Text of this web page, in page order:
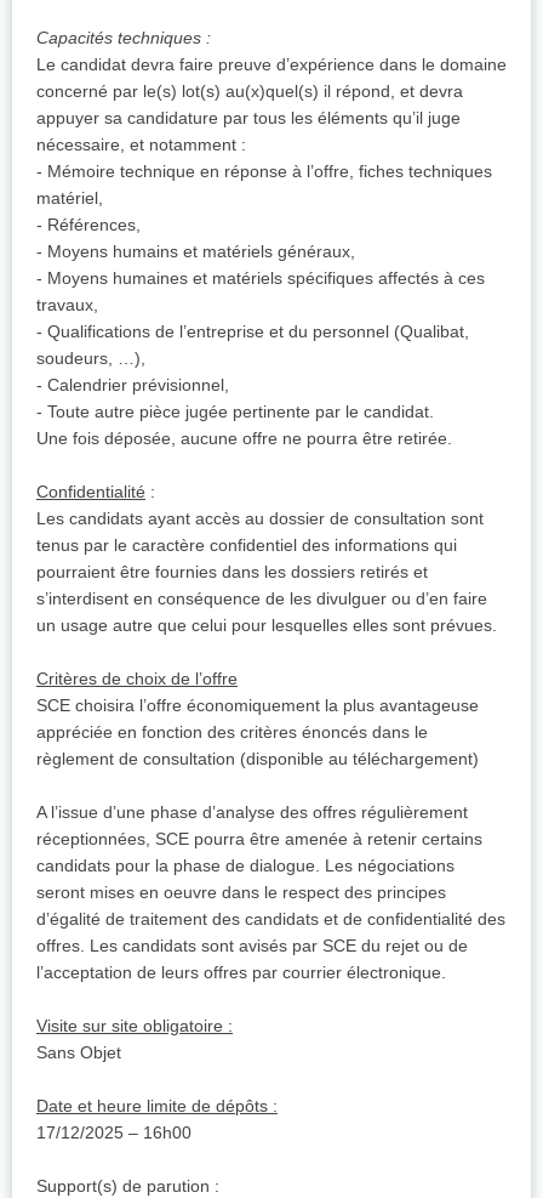
Capacités techniques :
Le candidat devra faire preuve d’expérience dans le domaine
concerné par le(s) lot(s) au(x)quel(s) il répond, et devra
appuyer sa candidature par tous les éléments qu’il juge
nécessaire, et notamment :
- Mémoire technique en réponse à l’offre, fiches techniques
matériel,
- Références,
- Moyens humains et matériels généraux,
- Moyens humaines et matériels spécifiques affectés à ces
travaux,
- Qualifications de l’entreprise et du personnel (Qualibat,
soudeurs, …),
- Calendrier prévisionnel,
- Toute autre pièce jugée pertinente par le candidat.
Une fois déposée, aucune offre ne pourra être retirée.
Confidentialité :
Les candidats ayant accès au dossier de consultation sont
tenus par le caractère confidentiel des informations qui
pourraient être fournies dans les dossiers retirés et
s’interdisent en conséquence de les divulguer ou d’en faire
un usage autre que celui pour lesquelles elles sont prévues.
Critères de choix de l’offre
SCE choisira l’offre économiquement la plus avantageuse
appréciée en fonction des critères énoncés dans le
règlement de consultation (disponible au téléchargement)
A l’issue d’une phase d’analyse des offres régulièrement
réceptionnées, SCE pourra être amenée à retenir certains
candidats pour la phase de dialogue. Les négociations
seront mises en oeuvre dans le respect des principes
d’égalité de traitement des candidats et de confidentialité des
offres. Les candidats sont avisés par SCE du rejet ou de
l’acceptation de leurs offres par courrier électronique.
Visite sur site obligatoire :
Sans Objet
Date et heure limite de dépôts :
17/12/2025 – 16h00
Support(s) de parution :